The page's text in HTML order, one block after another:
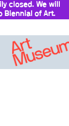
closed. We will
Biennial of Art.